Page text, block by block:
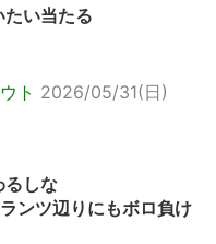
い当たる
ト 2026/05/31(日)
るしな
ンツ辺りにもボロ負け